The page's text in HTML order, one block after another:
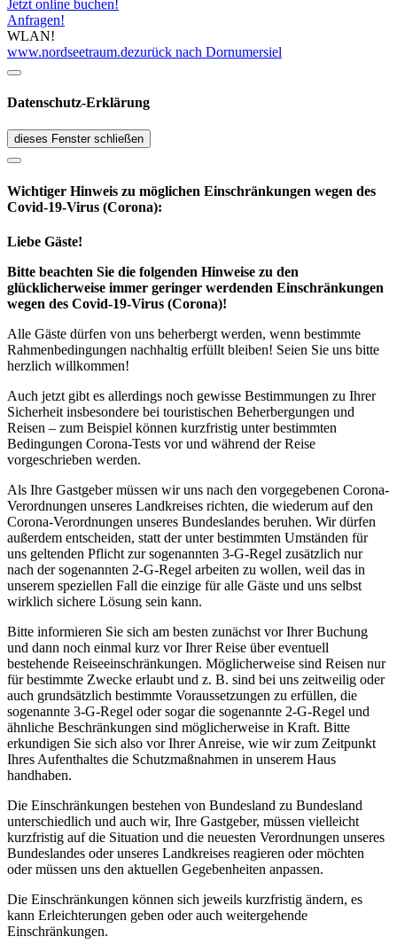
Jetzt online buchen!
Anfragen!
WLAN!
www.nordseetraum.dezurück nach Dornumersiel
Datenschutz-Erklärung
dieses Fenster schließen
Wichtiger Hinweis zu möglichen Ein­schränk­ungen wegen des
Covid-19-Virus (Corona):
Liebe Gäste!
Bitte beachten Sie die folgenden Hinweise zu den
glücklicherweise immer geringer werdenden Einschränkungen
wegen des Covid-19-Virus (Corona)!
Alle Gäste dürfen von uns beherbergt werden, wenn bestimmte
Rahmenbedingungen nachhaltig erfüllt bleiben! Seien Sie uns bitte
herzlich willkommen!
Auch jetzt gibt es allerdings noch gewisse Bestimmungen zu Ihrer
Sicherheit insbesondere bei touristischen Beherbergungen und
Reisen – zum Beispiel können kurzfristig unter bestimmten
Bedingungen Corona-Tests vor und während der Reise
vorgeschrieben werden.
Als Ihre Gastgeber müssen wir uns nach den vorgegebenen Corona-
Verordnungen unseres Landkreises richten, die wiederum auf den
Corona-Verordnungen unseres Bundeslandes beruhen. Wir dürfen
außerdem entscheiden, statt der unter bestimmten Umständen für
uns geltenden Pflicht zur sogenannten 3-G-Regel zusätzlich nur
nach der sogenannten 2-G-Regel arbeiten zu wollen, weil das in
unserem speziellen Fall die einzige für alle Gäste und uns selbst
wirklich sichere Lösung sein kann.
Bitte informieren Sie sich am besten zunächst vor Ihrer Buchung
und dann noch einmal kurz vor Ihrer Reise über eventuell
bestehende Reiseeinschränkungen. Möglicherweise sind Reisen nur
für bestimmte Zwecke erlaubt und z. B. sind bei uns zeitweilig oder
auch grundsätzlich bestimmte Voraussetzungen zu erfüllen, die
sogenannte 3-G-Regel oder sogar die sogenannte 2-G-Regel und
ähnliche Beschränkungen sind möglicherweise in Kraft. Bitte
erkundigen Sie sich also vor Ihrer Anreise, wie wir zum Zeitpunkt
Ihres Aufenthaltes die Schutzmaßnahmen in unserem Haus
handhaben.
Die Einschränkungen bestehen von Bundesland zu Bundesland
unterschiedlich und auch wir, Ihre Gastgeber, müssen vielleicht
kurzfristig auf die Situation und die neuesten Verordnungen unseres
Bundeslandes oder unseres Landkreises reagieren oder möchten
oder müssen uns den aktuellen Gegebenheiten anpassen.
Die Einschränkungen können sich jeweils kurzfristig ändern, es
kann Erleichterungen geben oder auch weitergehende
Einschränkungen.